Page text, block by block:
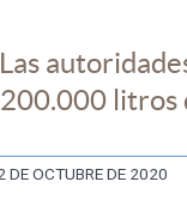
litros
DE OCTUBRE DE 2020